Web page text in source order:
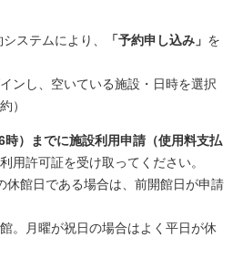
ステムにより、 「予約申し込み」 を
し、空いている施設・日時を選択
）
）までに施設利用申請（使用料支払
利用許可証を受け取ってください。
日である場合は、前開館日が申請
曜が祝日の場合はよく平日が休